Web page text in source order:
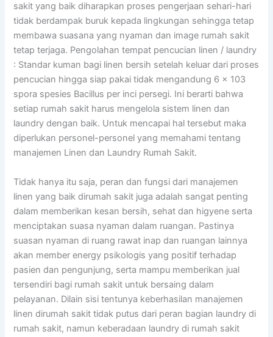
sakit yang baik diharapkan proses pengerjaan sehari-hari
tidak berdampak buruk kepada lingkungan sehingga tetap
membawa suasana yang nyaman dan image rumah sakit
tetap terjaga. Pengolahan tempat pencucian linen / laundry
: Standar kuman bagi linen bersih setelah keluar dari proses
pencucian hingga siap pakai tidak mengandung 6 x 103
spora spesies Bacillus per inci persegi. Ini berarti bahwa
setiap rumah sakit harus mengelola sistem linen dan
laundry dengan baik. Untuk mencapai hal tersebut maka
diperlukan personel-personel yang memahami tentang
manajemen Linen dan Laundry Rumah Sakit.
Tidak hanya itu saja, peran dan fungsi dari manajemen
linen yang baik dirumah sakit juga adalah sangat penting
dalam memberikan kesan bersih, sehat dan higyene serta
menciptakan suasa nyaman dalam ruangan. Pastinya
suasan nyaman di ruang rawat inap dan ruangan lainnya
akan member energy psikologis yang positif terhadap
pasien dan pengunjung, serta mampu memberikan jual
tersendiri bagi rumah sakit untuk bersaing dalam
pelayanan. Dilain sisi tentunya keberhasilan manajemen
linen dirumah sakit tidak putus dari peran bagian laundry di
rumah sakit, namun keberadaan laundry di rumah sakit